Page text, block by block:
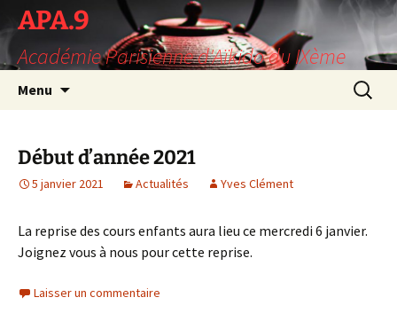
Aller
au
contenu
APA.9
Académie Parisienne d'Aïkido du IXème
Menu
Début d’année 2021
5 janvier 2021 Actualités Yves Clément
La reprise des cours enfants aura lieu ce mercredi 6 janvier.
Joignez vous à nous pour cette reprise.
Laisser un commentaire